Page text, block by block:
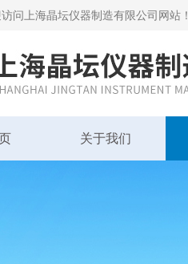
问上海晶坛仪器制造有限公司网站！
关于我们